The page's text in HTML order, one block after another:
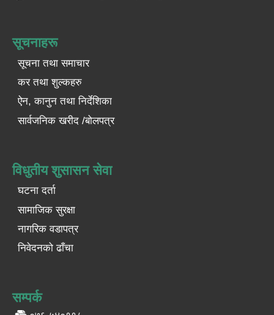
सूचनाहरू
सूचना तथा समाचार
कर तथा शुल्कहरु
ऐन, कानुन तथा निर्देशिका
सार्वजनिक खरीद /बोलपत्र
विधुतीय शुसासन सेवा
घटना दर्ता
सामाजिक सुरक्षा
नागरिक वडापत्र
निवेदनको ढाँचा
सम्पर्क